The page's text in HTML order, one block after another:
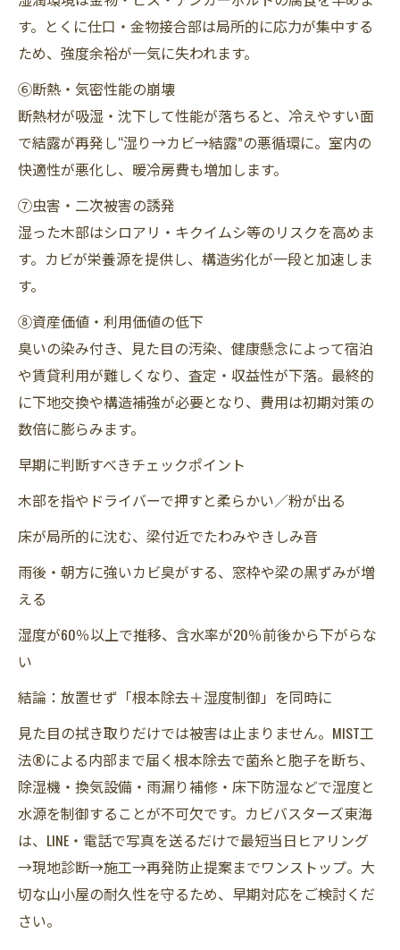
す。とくに仕口・金物接合部は局所的に応力が集中する
ため、強度余裕が一気に失われます。
⑥断熱・気密性能の崩壊
断熱材が吸湿・沈下して性能が落ちると、冷えやすい面
で結露が再発し“湿り→カビ→結露”の悪循環に。室内の
快適性が悪化し、暖冷房費も増加します。
⑦虫害・二次被害の誘発
湿った木部はシロアリ・キクイムシ等のリスクを高めま
す。カビが栄養源を提供し、構造劣化が一段と加速しま
す。
⑧資産価値・利用価値の低下
臭いの染み付き、見た目の汚染、健康懸念によって宿泊
や賃貸利用が難しくなり、査定・収益性が下落。最終的
に下地交換や構造補強が必要となり、費用は初期対策の
数倍に膨らみます。
早期に判断すべきチェックポイント
木部を指やドライバーで押すと柔らかい／粉が出る
床が局所的に沈む、梁付近でたわみやきしみ音
雨後・朝方に強いカビ臭がする、窓枠や梁の黒ずみが増
える
湿度が60％以上で推移、含水率が20％前後から下がらな
い
結論：放置せず「根本除去＋湿度制御」を同時に
見た目の拭き取りだけでは被害は止まりません。MIST工
法®による内部まで届く根本除去で菌糸と胞子を断ち、
除湿機・換気設備・雨漏り補修・床下防湿などで湿度と
水源を制御することが不可欠です。カビバスターズ東海
は、LINE・電話で写真を送るだけで最短当日ヒアリング
→現地診断→施工→再発防止提案までワンストップ。大
切な山小屋の耐久性を守るため、早期対応をご検討くだ
さい。